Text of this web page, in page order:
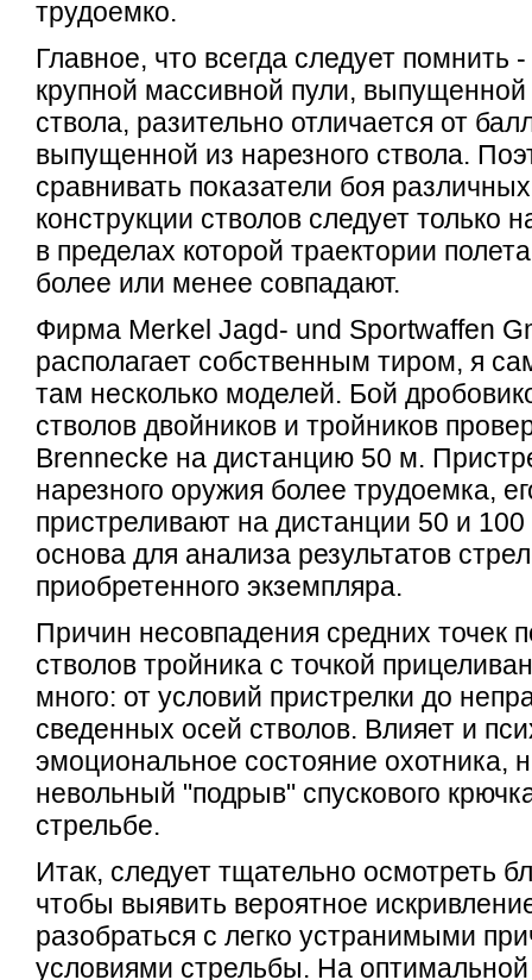
трудоемко.
Главное, что всегда следует помнить
крупной массивной пули, выпущенной
ствола, разительно отличается от
выпущенной из нарезного ствола.
сравнивать показатели боя
конструкции стволов следует только
в пределах которой траектории
более или менее совпадают.
Фирма Merkel Jagd- und Sportwaffen
располагает собственным тиром, я
там несколько моделей. Бой
стволов двойников и тройников
Brennecke на дистанцию 50 м.
нарезного оружия более трудоемка,
пристреливают на дистанции 50 и
основа для анализа результатов
приобретенного экземпляра.
Причин несовпадения средних точек
стволов тройника с точкой
много: от условий пристрелки до
сведенных осей стволов. Влияет и
эмоциональное состояние охотника,
невольный "подрыв" спускового
стрельбе.
Итак, следует тщательно осмотреть
чтобы выявить вероятное
разобраться с легко устранимыми
условиями стрельбы. На